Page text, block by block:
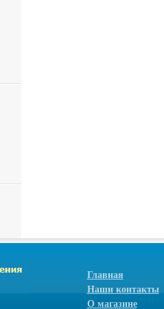
Главная
Наши контакты
О магазине